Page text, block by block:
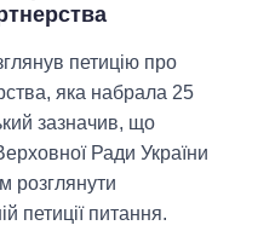
петицію про
яка набрала 25
зазначив, що
Ради України
розглянути
петиції питання.